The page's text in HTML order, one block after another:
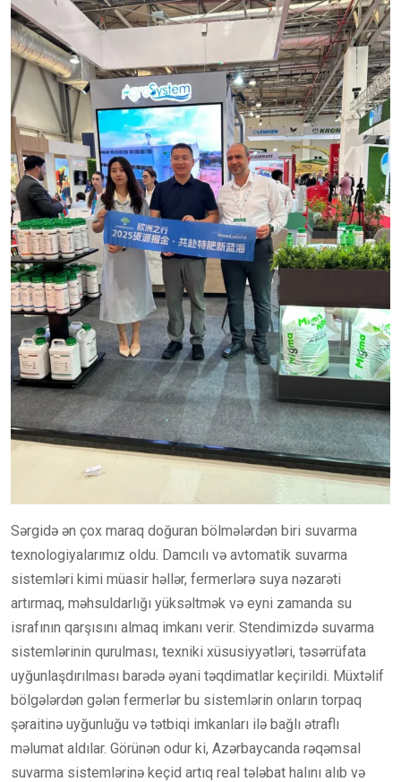
Sərgidə ən çox maraq doğuran bölmələrdən biri suvarma
texnologiyalarımız oldu. Damcılı və avtomatik suvarma
sistemləri kimi müasir həllər, fermerlərə suya nəzarəti
artırmaq, məhsuldarlığı yüksəltmək və eyni zamanda su
israfının qarşısını almaq imkanı verir. Stendimizdə suvarma
sistemlərinin qurulması, texniki xüsusiyyətləri, təsərrüfata
uyğunlaşdırılması barədə əyani təqdimatlar keçirildi. Müxtəlif
bölgələrdən gələn fermerlər bu sistemlərin onların torpaq
şəraitinə uyğunluğu və tətbiqi imkanları ilə bağlı ətraflı
məlumat aldılar. Görünən odur ki, Azərbaycanda rəqəmsal
suvarma sistemlərinə keçid artıq real tələbat halını alıb və